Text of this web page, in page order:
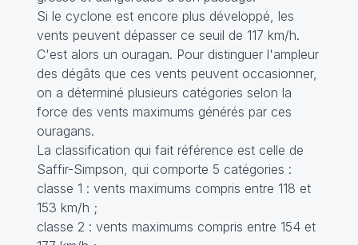
Si le cyclone est encore plus développé, les
vents peuvent dépasser ce seuil de 117 km/h.
C'est alors un ouragan. Pour distinguer l'ampleur
des dégâts que ces vents peuvent occasionner,
on a déterminé plusieurs catégories selon la
force des vents maximums générés par ces
ouragans.
La classification qui fait référence est celle de
Saffir-Simpson, qui comporte 5 catégories :
classe 1 : vents maximums compris entre 118 et
153 km/h ;
classe 2 : vents maximums compris entre 154 et